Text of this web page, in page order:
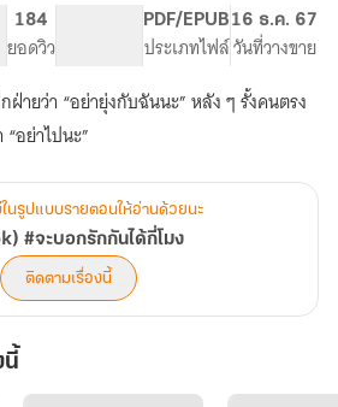
กัน
ได้
กี่
184
ยอดวิว
PDF/EPUB
ประเภทไฟล์
16 ธ.ค. 67
วันที่วางขาย
ายว่า “อย่ายุ่งกับฉันนะ” หลัง ๆ รั้งคนตรง
อย่าไปนะ”
ในรูปแบบรายตอนให้อ่านด้วยนะ
#จะบอกรักกันได้กี่โมง
ติดตามเรื่องนี้
นี้